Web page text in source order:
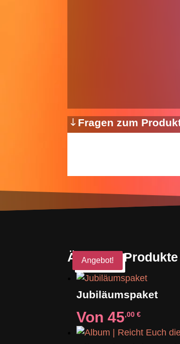
Fragen zum
Ähnliche Produkte
Angebot!
Jubiläumspaket
Von 45,00€
Angebot!